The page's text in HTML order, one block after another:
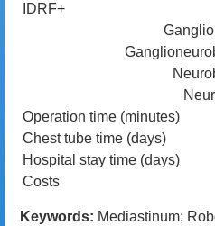
IDRF+
Operation time (minutes)
Chest tube time (days)
Hospital stay time (days)
Costs
Keywords: Mediastinum;